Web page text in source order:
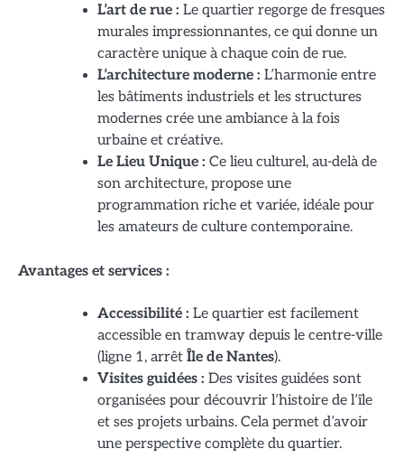
L’art de rue : Le quartier regorge de fresques
murales impressionnantes, ce qui donne un
caractère unique à chaque coin de rue.
L’architecture moderne : L’harmonie entre
les bâtiments industriels et les structures
modernes crée une ambiance à la fois
urbaine et créative.
Le Lieu Unique : Ce lieu culturel, au-delà de
son architecture, propose une
programmation riche et variée, idéale pour
les amateurs de culture contemporaine.
Avantages et services :
Accessibilité : Le quartier est facilement
accessible en tramway depuis le centre-ville
(ligne 1, arrêt Île de Nantes).
Visites guidées : Des visites guidées sont
organisées pour découvrir l’histoire de l’île
et ses projets urbains. Cela permet d’avoir
une perspective complète du quartier.